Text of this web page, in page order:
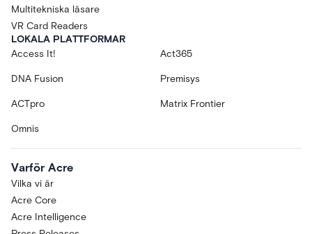
Multitekniska läsare
VR Card Readers
LOKALA PLATTFORMAR
Access It!
Act365
DNA Fusion Premisys
ACTpro Matrix Frontier
Omnis
Varför Acre
Vilka vi är
Acre Core
Acre Intelligence